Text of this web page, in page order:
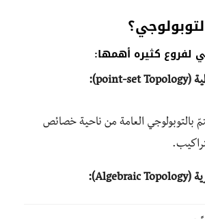
لفروع كثيره أهمها:
بالتوبولوجي العامة من ناحية خصائص